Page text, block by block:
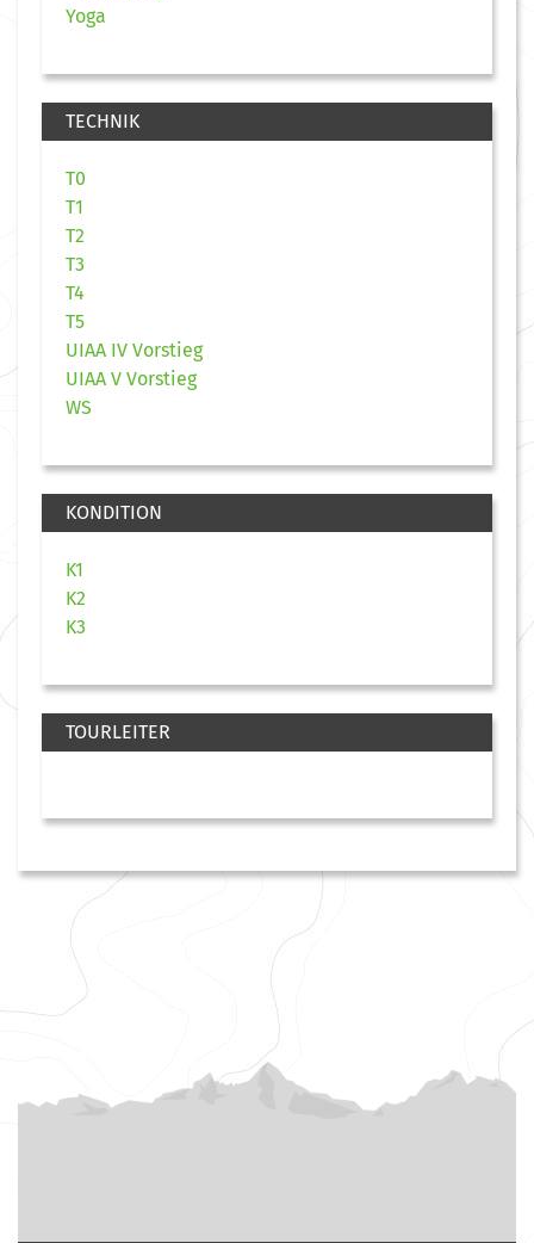
Yoga
TECHNIK
T0
T1
T2
T3
T4
T5
UIAA IV Vorstieg
UIAA V Vorstieg
WS
KONDITION
K1
K2
K3
TOURLEITER